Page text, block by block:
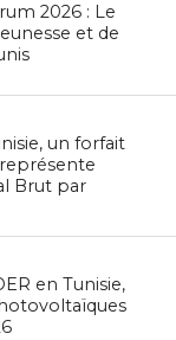
2026 : Le
et de
un forfait
Brut par
en Tunisie,